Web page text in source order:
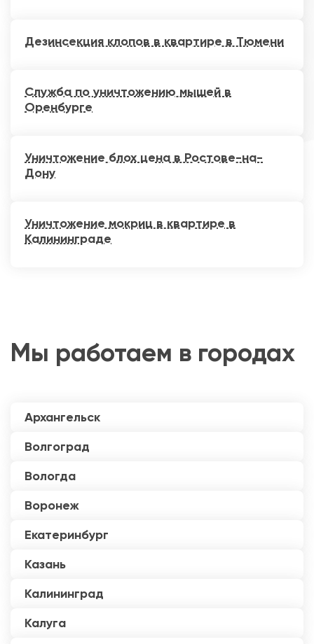
Дезинсекция клопов в квартире в Тюмени
Служба по уничтожению мышей в
Оренбурге
Уничтожение блох цена в Ростове-на-
Дону
Уничтожение мокриц в квартире в
Калининграде
Мы работаем в городах
Архангельск
Волгоград
Вологда
Воронеж
Екатеринбург
Казань
Калининград
Калуга